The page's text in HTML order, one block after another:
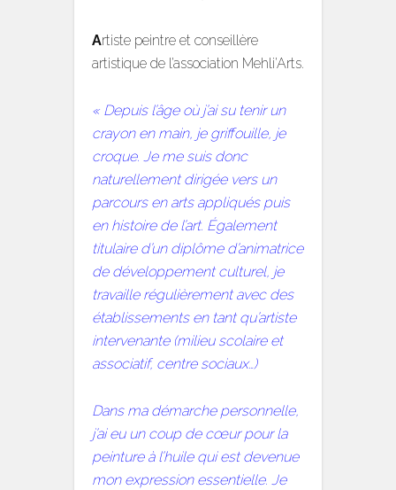
Artiste peintre et conseillère
artistique de l’association Mehli’Arts.
« Depuis l’âge où j’ai su tenir un
crayon en main, je griffouille, je
croque. Je me suis donc
naturellement dirigée vers un
parcours en arts appliqués puis
en histoire de l’art. Également
titulaire d’un diplôme d’animatrice
de développement culturel, je
travaille régulièrement avec des
établissements en tant qu’artiste
intervenante (milieu scolaire et
associatif, centre sociaux…)
Dans ma démarche personnelle,
j’ai eu un coup de cœur pour la
peinture à l’huile qui est devenue
mon expression essentielle. Je